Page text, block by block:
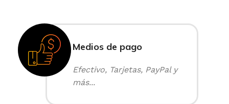
Medios de pago
Efectivo, Tarjetas, PayPal y
más...